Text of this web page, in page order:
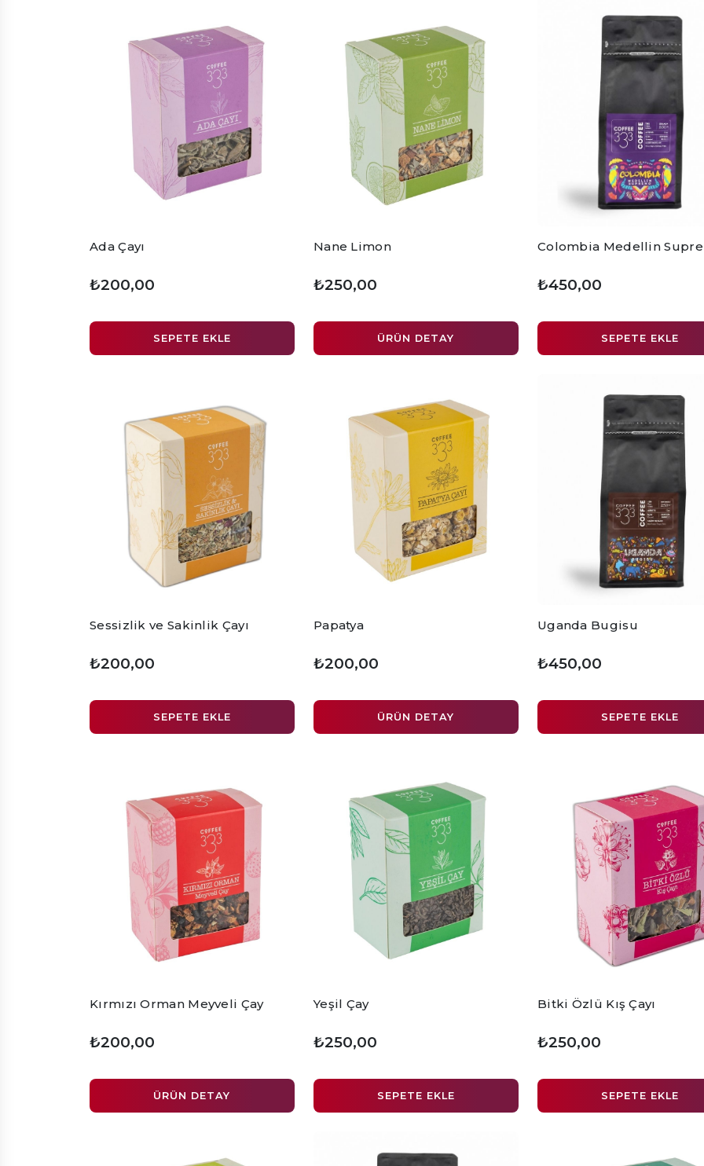
Ada Çayı
₺200,00
SEPETE EKLE
Nane Limon
₺250,00
ÜRÜN DETAY
Colombia Medellin
₺450,00
SEPETE EKLE
Sessizlik ve Sakinlik Çayı
₺200,00
SEPETE EKLE
Papatya
₺200,00
ÜRÜN DETAY
Uganda Bugisu
₺450,00
SEPETE EKLE
Kırmızı Orman Meyveli Çay
₺200,00
ÜRÜN DETAY
Yeşil Çay
₺250,00
SEPETE EKLE
Bitki Özlü Kış Çayı
₺250,00
SEPETE EKLE